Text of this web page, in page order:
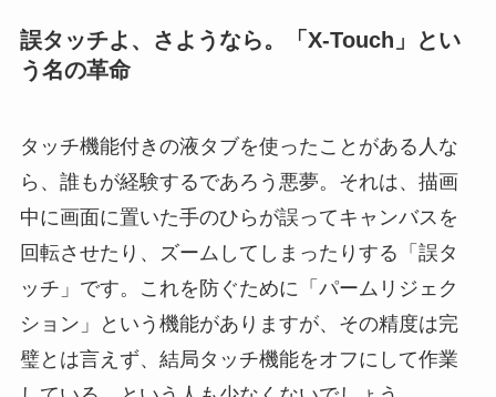
誤タッチよ、さようなら。「X-Touch」とい
う名の革命
タッチ機能付きの液タブを使ったことがある人な
ら、誰もが経験するであろう悪夢。それは、描画
中に画面に置いた手のひらが誤ってキャンバスを
回転させたり、ズームしてしまったりする「誤タ
ッチ」です。これを防ぐために「パームリジェク
ション」という機能がありますが、その精度は完
璧とは言えず、結局タッチ機能をオフにして作業